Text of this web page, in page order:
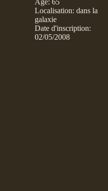
Age: 65
Localisation: dans la
galaxie
Date d'inscription:
02/05/2008